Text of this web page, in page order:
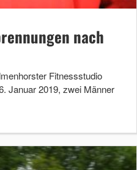
nach
Fitnessstudio
Januar 2019, zwei Männer